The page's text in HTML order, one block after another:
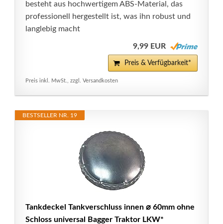
besteht aus hochwertigem ABS-Material, das
professionell hergestellt ist, was ihn robust und
langlebig macht
9,99 EUR
Preis & Verfügbarkeit*
Preis inkl. MwSt., zzgl. Versandkosten
BESTSELLER NR. 19
Tankdeckel Tankverschluss innen ⌀ 60mm ohne
Schloss universal Bagger Traktor LKW*